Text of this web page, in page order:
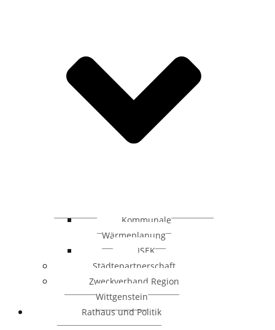
Kommunale
Wärmeplanung
ISEK
Städtepartnerschaft
Zweckverband Region
Wittgenstein
Rathaus und Politik